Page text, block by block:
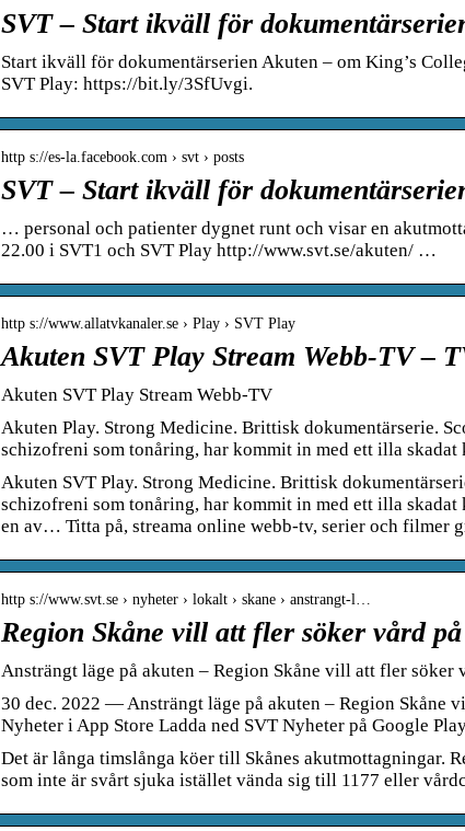
SVT – Start ikväll för
Start ikväll för dokumentärserien Akuten – om King’s
SVT Play: https://bit.ly/3SfUvgi.
http s://es-la.facebook.com › svt › posts
SVT – Start ikväll för
… personal och patienter dygnet runt och visar en
22.00 i SVT1 och SVT Play http://www.svt.se/akuten/ …
http s://www.allatvkanaler.se › Play › SVT Play
Akuten SVT Play Stream Webb-TV –
Akuten SVT Play Stream Webb-TV
Akuten Play. Strong Medicine. Brittisk dokumentärserie.
schizofreni som tonåring, har kommit in med ett illa
Akuten SVT Play. Strong Medicine. Brittisk
schizofreni som tonåring, har kommit in med ett illa skadat
en av… Titta på, streama online webb-tv, serier och filmer
http s://www.svt.se › nyheter › lokalt › skane › anstrangt-l…
Region Skåne vill att fler söker vård
Ansträngt läge på akuten – Region Skåne vill att fler söker
30 dec. 2022 — Ansträngt läge på akuten – Region Skåne
Nyheter i App Store Ladda ned SVT Nyheter på Google
Det är långa timslånga köer till Skånes akutmottagningar.
som inte är svårt sjuka istället vända sig till 1177 eller